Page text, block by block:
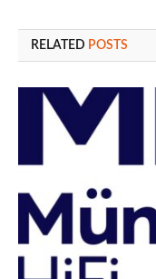
RELATED POSTS